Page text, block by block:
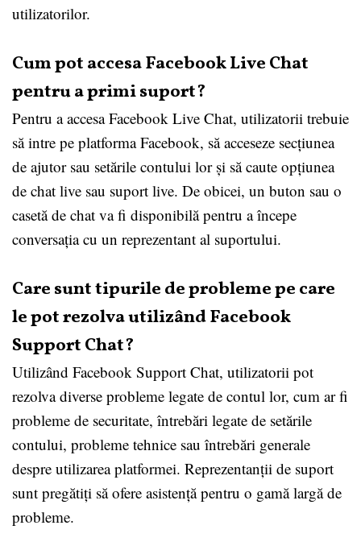
utilizatorilor.
Cum pot accesa Facebook Live Chat
pentru a primi suport?
Pentru a accesa Facebook Live Chat, utilizatorii trebuie
să intre pe platforma Facebook, să acceseze secțiunea
de ajutor sau setările contului lor și să caute opțiunea
de chat live sau suport live. De obicei, un buton sau o
casetă de chat va fi disponibilă pentru a începe
conversația cu un reprezentant al suportului.
Care sunt tipurile de probleme pe care
le pot rezolva utilizând Facebook
Support Chat?
Utilizând Facebook Support Chat, utilizatorii pot
rezolva diverse probleme legate de contul lor, cum ar fi
probleme de securitate, întrebări legate de setările
contului, probleme tehnice sau întrebări generale
despre utilizarea platformei. Reprezentanții de suport
sunt pregătiți să ofere asistență pentru o gamă largă de
probleme.